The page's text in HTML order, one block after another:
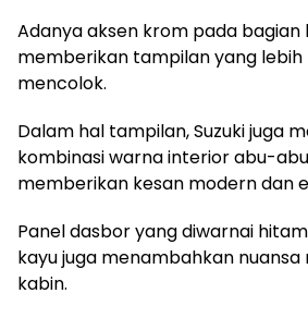
Adanya aksen krom pada bagian
memberikan tampilan yang
mencolok.
Dalam hal tampilan, Suzuki juga
kombinasi warna interior abu-
memberikan kesan modern dan
Panel dasbor yang diwarnai
kayu juga menambahkan
kabin.